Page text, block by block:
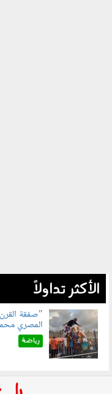
الأكثر تداولاً
070801.jpg
"صفقة
المصري
رياضة